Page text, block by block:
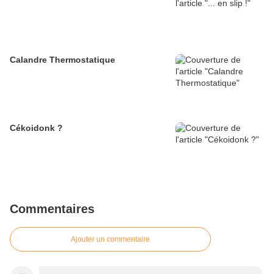
Calandre Thermostatique
Cékoidonk ?
Commentaires
Ajouter un commentaire